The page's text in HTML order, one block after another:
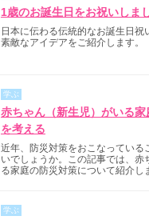
1歳のお誕生日をお祝いしま
日本に伝わる伝統的なお誕生日祝
素敵なアイデアをご紹介します。
学ぶ
赤ちゃん（新生児）がいる家
を考える
近年、防災対策をおこなっている
いでしょうか。この記事では、赤
る家庭の防災対策について紹介し
学ぶ